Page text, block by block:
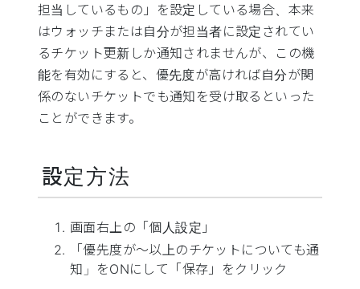
担当しているもの」を設定している場合、本来
はウォッチまたは自分が担当者に設定されてい
るチケット更新しか通知されませんが、この機
能を有効にすると、優先度が高ければ自分が関
係のないチケットでも通知を受け取るといった
ことができます。
設定方法
画面右上の「個人設定」
「優先度が〜以上のチケットについても通
知」をONにして「保存」をクリック